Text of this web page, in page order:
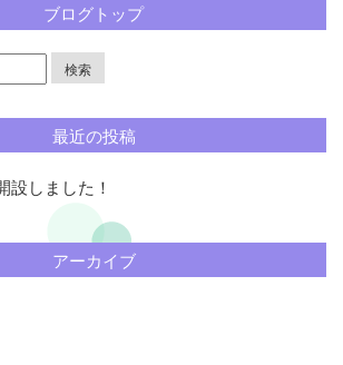
ブログトップ
検索
最近の投稿
設しました！
アーカイブ